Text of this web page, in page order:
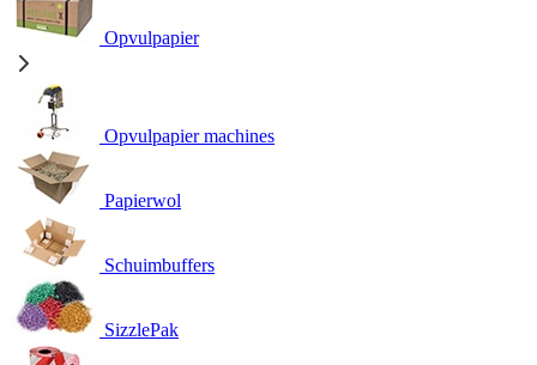
Opvulpapier
Opvulpapier machines
Papierwol
Schuimbuffers
SizzlePak